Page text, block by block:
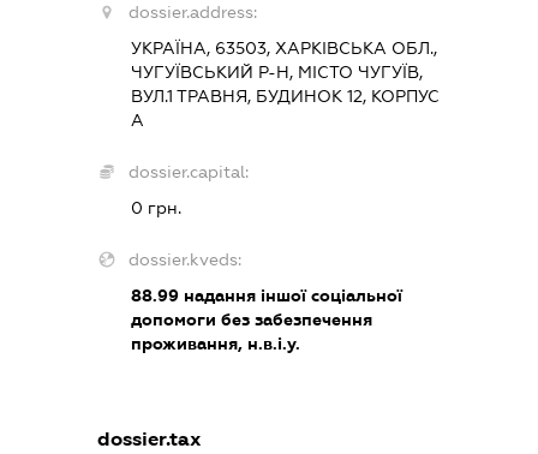
dossier.address:
УКРАЇНА, 63503, ХАРКІВСЬКА ОБЛ.,
ЧУГУЇВСЬКИЙ Р-Н, МІСТО ЧУГУЇВ,
ВУЛ.1 ТРАВНЯ, БУДИНОК 12, КОРПУС
А
dossier.capital:
0 грн.
dossier.kveds:
88.99надання іншої соціальної
допомоги без забезпечення
проживання, н.в.і.у.
dossier.tax